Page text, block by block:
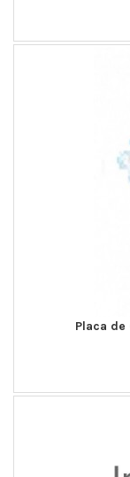
Placa de